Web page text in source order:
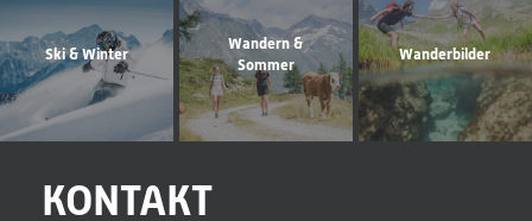
Ski & Winter
Wandern &
Sommer
Wanderbilder
KONTAKT